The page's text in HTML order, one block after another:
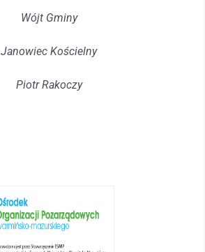
Wójt Gminy
Janowiec Kościelny
Piotr Rakoczy